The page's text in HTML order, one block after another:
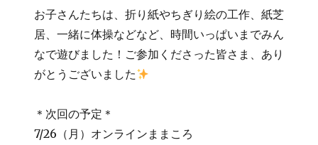
お子さんたちは、折り紙やちぎり絵の工作、紙芝
居、一緒に体操などなど、時間いっぱいまでみん
なで遊びました！ご参加くださった皆さま、あり
がとうございました
＊次回の予定＊
7/26（月）オンラインままころ